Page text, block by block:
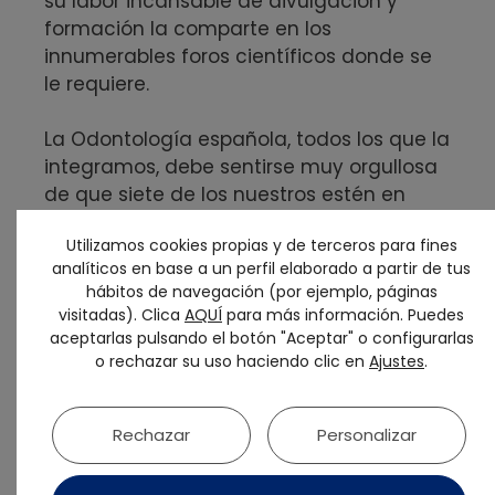
formación la comparte en los
innumerables foros científicos donde se
le requiere.
La Odontología española, todos los que la
integramos, debe sentirse muy orgullosa
de que siete de los nuestros estén en
ciencia a nivel mundial. Desde SEPES
nuestra más sincera enhorabuena a
todos ellos.
https://www.consejodentistas.es/comunic
prensa-consejo/item/1932-siete-
odontologos-espanoles-entre-los-
cientificos-mas-influyentes-a-nivel-
Utilizamos cookies propias y de terceros para fines
analíticos en base a un perfil elaborado a partir de tus
hábitos de navegación (por ejemplo, páginas
visitadas). Clica AQUÍ para más información. Puedes
aceptarlas pulsando el botón "Aceptar" o configurarlas
o rechazar su uso haciendo clic en Ajustes.
Rechazar Personalizar